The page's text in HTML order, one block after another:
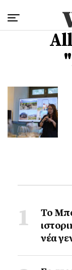
Το
νέα